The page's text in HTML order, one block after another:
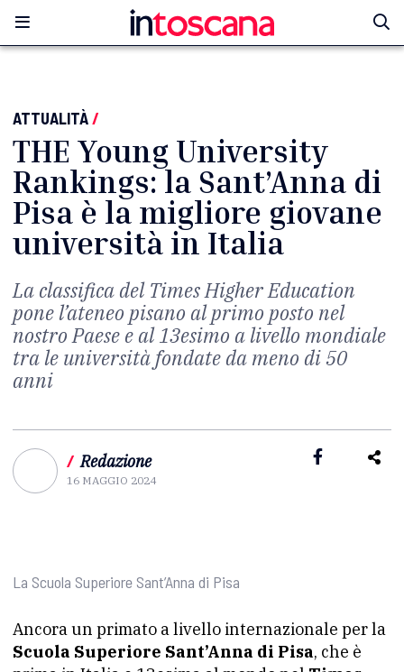
ATTUALITÀ/
THE Young University
Rankings: la Sant’Anna di
Pisa è la migliore giovane
università in Italia
La classifica del Times Higher Education
pone l’ateneo pisano al primo posto nel
nostro Paese e al 13esimo a livello mondiale
tra le università fondate da meno di 50
anni
/ Redazione
16 MAGGIO 2024
La Scuola Superiore Sant’Anna di Pisa
Ancora un primato a livello internazionale per la
Scuola Superiore Sant’Anna di Pisa, che è